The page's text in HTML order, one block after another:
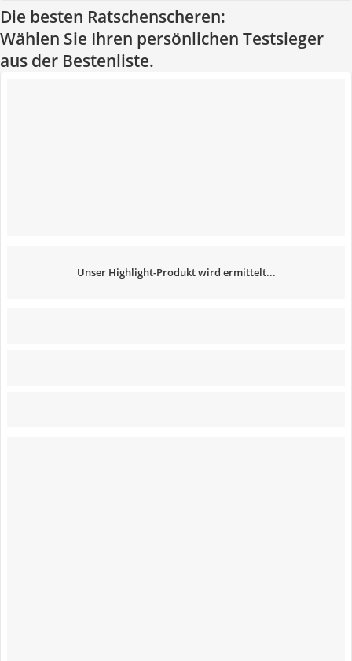
Die besten Ratschenscheren:
Wählen Sie Ihren persönlichen Testsieger
aus der Bestenliste.
Unser Highlight-Produkt wird ermittelt...